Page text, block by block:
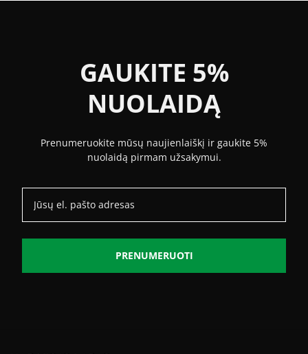
GAUKITE 5%
NUOLAIDĄ
Prenumeruokite mūsų naujienlaiškį ir gaukite 5%
nuolaidą pirmam užsakymui.
PRENUMERUOTI